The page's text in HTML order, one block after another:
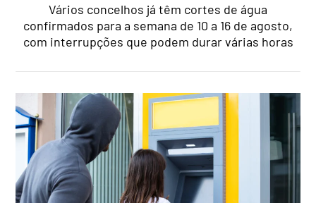
Vários concelhos já têm cortes de água
confirmados para a semana de 10 a 16 de agosto,
com interrupções que podem durar várias horas